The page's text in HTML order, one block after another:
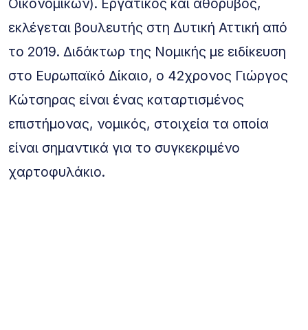
εκλέγεται βουλευτής στη Δυτική Αττική από
το 2019. Διδάκτωρ της Νομικής με ειδίκευση
στο Ευρωπαϊκό Δίκαιο, ο 42χρονος Γιώργος
Κώτσηρας είναι ένας καταρτισμένος
επιστήμονας, νομικός, στοιχεία τα οποία
είναι σημαντικά για το συγκεκριμένο
χαρτοφυλάκιο.